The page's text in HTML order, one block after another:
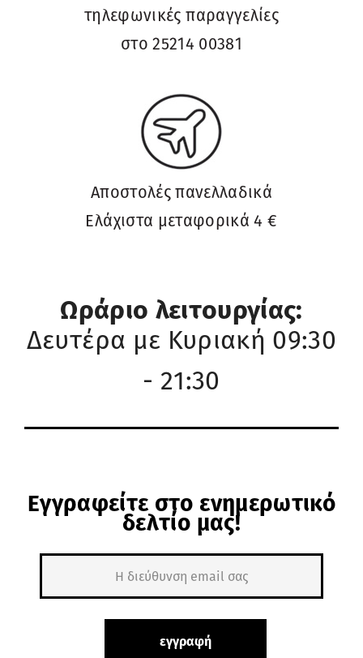
τηλεφωνικές παραγγελίες
στο 25214 00381
Αποστολές πανελλαδικά
Ελάχιστα μεταφορικά 4 €
Ωράριο λειτουργίας:
Δευτέρα με Κυριακή 09:30
- 21:30
Εγγραφείτε στο ενημερωτικό
δελτίο μας!